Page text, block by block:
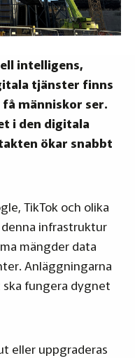
intelligens,
tjänster finns
människor ser.
i den digitala
ökar snabbt
TikTok och olika
infrastruktur
mängder data
Anläggningarna
fungera dygnet
eller uppgraderas